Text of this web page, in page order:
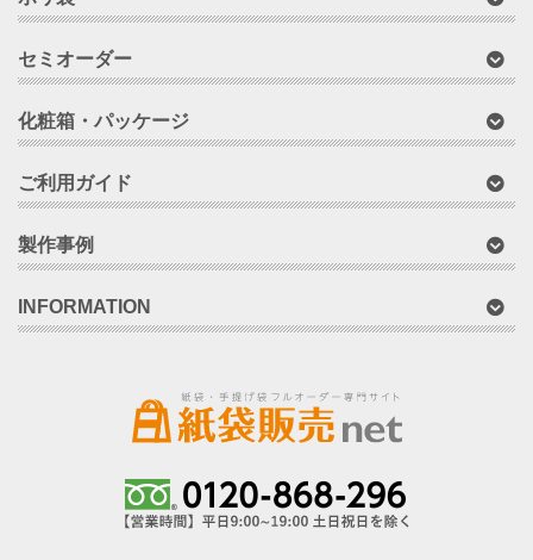
セミオーダー
化粧箱・パッケージ
ご利用ガイド
製作事例
INFORMATION